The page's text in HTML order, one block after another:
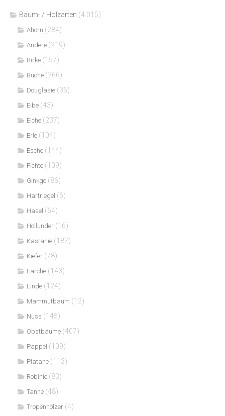
Bäum- / Holzarten (4.015)
Ahorn (284)
Andere (219)
Birke (157)
Buche (266)
Douglasie (35)
Eibe (43)
Eiche (237)
Erle (104)
Esche (144)
Fichte (109)
Ginkgo (86)
Hartriegel (6)
Hasel (64)
Hollunder (16)
Kastanie (187)
Kiefer (78)
Lärche (143)
Linde (124)
Mammutbaum (12)
Nuss (145)
Obstbäume (407)
Pappel (109)
Platane (113)
Robinie (83)
Tanne (48)
Tropenhölzer (4)